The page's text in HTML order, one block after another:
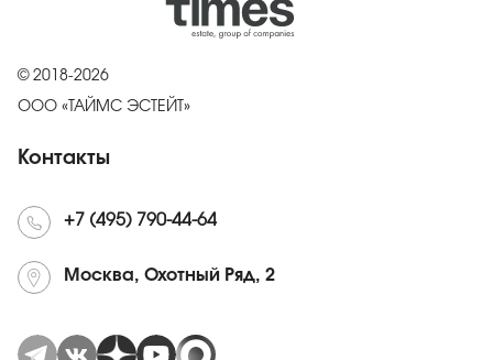
© 2018-2026
ООО «ТАЙМС ЭСТЕЙТ»
Контакты
+7 (495) 790-44-64
Москва, Охотный Ряд, 2